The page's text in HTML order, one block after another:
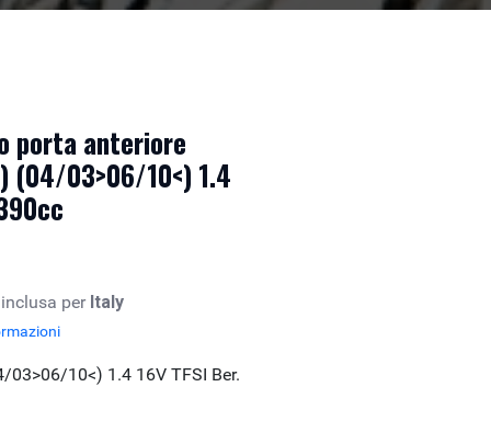
porta anteriore
(04/03>06/10<) 1.4
per Italy
03>06/10<) 1.4 16V TFSI Ber.